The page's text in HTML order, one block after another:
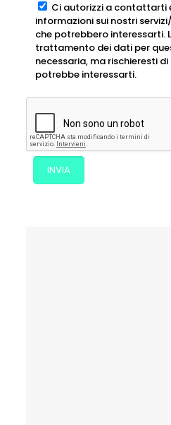
Ci autorizzi a contattarti
informazioni sui nostri
che potrebbero interessarti.
trattamento dei dati per
necessaria, ma rischieresti
potrebbe interessarti.